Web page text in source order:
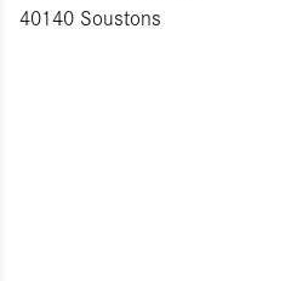
40140 Soustons